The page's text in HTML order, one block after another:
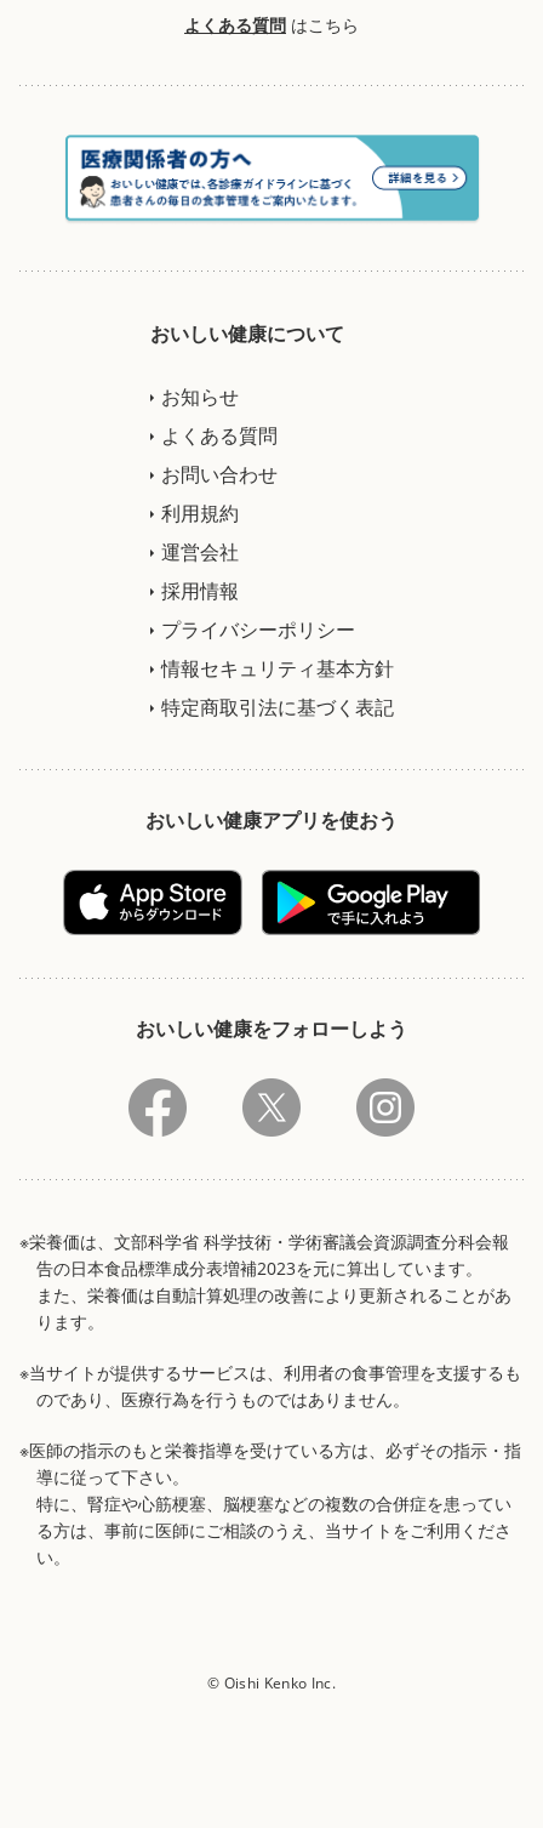
よくある質問 はこちら
おいしい健康について
お知らせ
よくある質問
お問い合わせ
利用規約
運営会社
採用情報
プライバシーポリシー
情報セキュリティ基本方針
特定商取引法に基づく表記
おいしい健康アプリを使おう
おいしい健康をフォローしよう
※栄養価は、文部科学省 科学技術・学術審議会資源調査分科会報
告の日本食品標準成分表増補2023を元に算出しています。
また、栄養価は自動計算処理の改善により更新されることがあ
ります。
※当サイトが提供するサービスは、利用者の食事管理を支援するも
のであり、医療行為を行うものではありません。
※医師の指示のもと栄養指導を受けている方は、必ずその指示・指
導に従って下さい。
特に、腎症や心筋梗塞、脳梗塞などの複数の合併症を患ってい
る方は、事前に医師にご相談のうえ、当サイトをご利用くださ
い。
© Oishi Kenko Inc.